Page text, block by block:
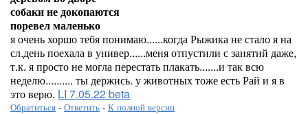
собаки не докопаются
поревел маленько
я очень хоршо тебя понимаю......когда Рыжика не стало я на
сл.день поехала в универ......меня отпустили с занятий даже,
т.к. я просто не могла перестать плакать.......и так всю
неделю.......... ты держись. у животных тоже есть Рай и я в
это верю. LI 7.05.22 beta
Обратиться - Ответить - К полной версии